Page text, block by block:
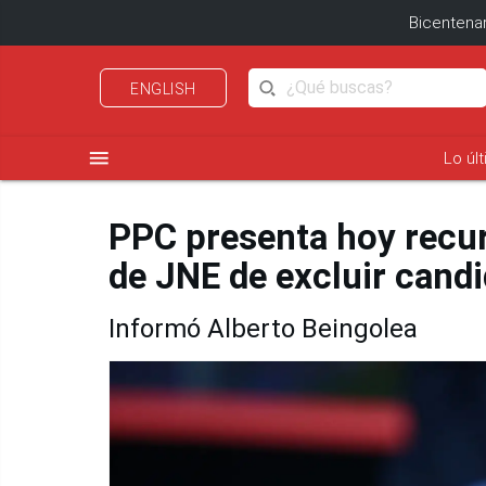
ENGLISH
menu Lo
PPC presenta hoy
de JNE de excluir
Informó Alberto Beingolea